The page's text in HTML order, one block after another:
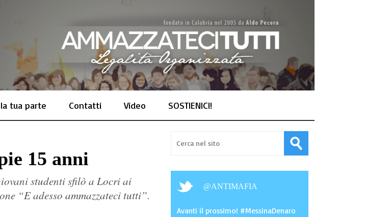
la tua parte Contatti Video SOSTIENICI!
15 anni
studenti sfilò a Locri ai
“E adesso ammazzateci tutti”.
@ANTIMAFIA
Avanti il prossimo! #MessinaDenaro